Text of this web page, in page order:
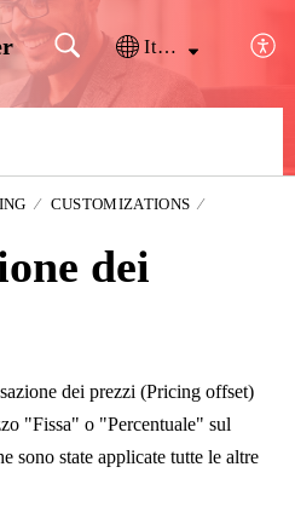
Italiano
CUSTOMIZATIONS
dei
dei prezzi (Pricing offset)
"Fissa" o "Percentuale" sul
sono state applicate tutte le altre